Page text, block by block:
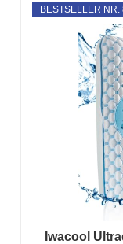
BESTSELLER NR.
Iwacool